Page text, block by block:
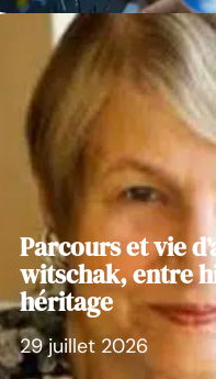
Parcours et vie
witschak, entre
héritage
29 juillet 2026